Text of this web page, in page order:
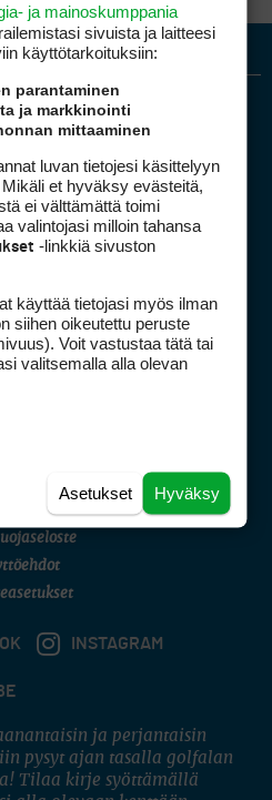
mediakortti
yhteystiedot
INSTAGRAM
ja perjantaisin
pysyt ajan tasalla golfalan
Tilaa kirje syöttämällä
ja mainoskumppania
sivuista ja laitteesi
käyttötarkoituksiin:
parantaminen
ja markkinointi
mittaaminen
luvan tietojesi käsittelyyn
et hyväksy evästeitä,
ei välttämättä toimi
valintojasi milloin tahansa
-linkkiä sivuston
käyttää tietojasi myös ilman
siihen oikeutettu peruste
Voit vastustaa tätä tai
valitsemalla alla olevan
Hyväksy
Asetukset